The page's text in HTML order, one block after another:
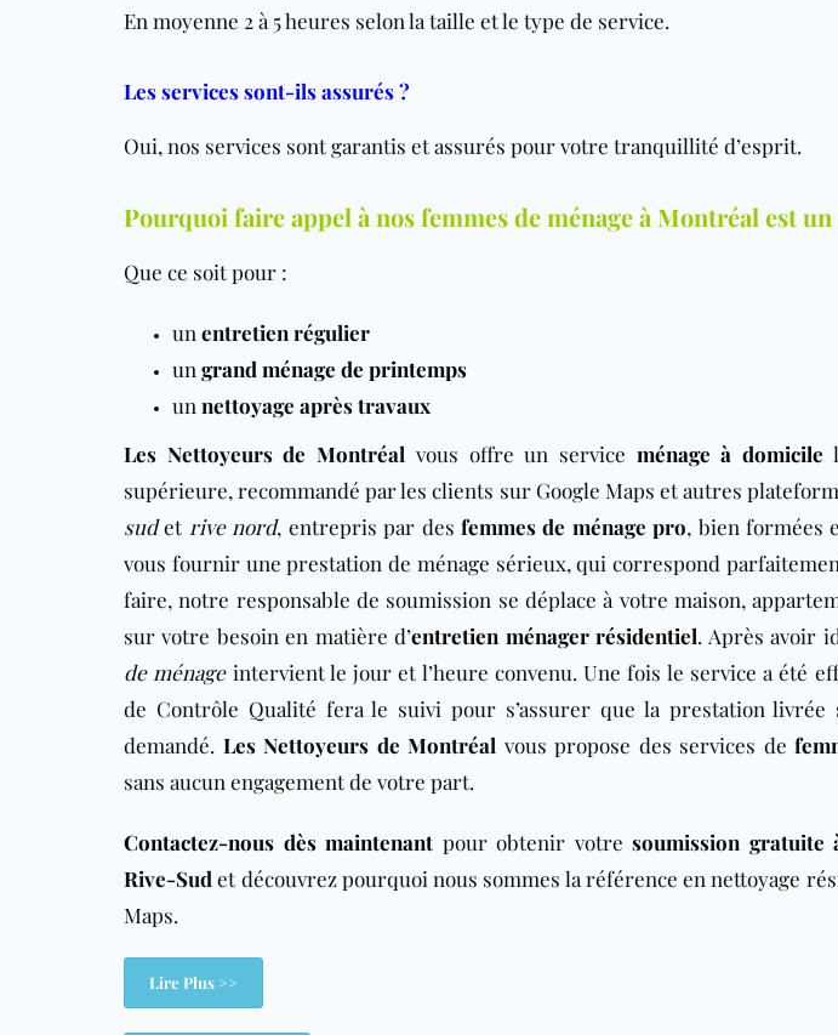
En moyenne 2 à 5 heures selon la taille et le type de service.
Les services sont-ils assurés ?
Oui, nos services sont garantis et assurés pour votre tranquillité d’esprit.
Pourquoi faire appel à nos femmes de ménage à Montréal est
Que ce soit pour :
un entretien régulier
un grand ménage de printemps
un nettoyage après travaux
Les Nettoyeurs de Montréal vous offre un service ménage à domicile
supérieure, recommandé par les clients sur Google Maps et autres
sudet rive nord, entrepris par des femmes de ménage pro, bien formées
vous fournir une prestation de ménage sérieux, qui correspond
faire, notre responsable de soumission se déplace à votre maison,
sur votre besoin en matière d’entretien ménager résidentiel. Après avoir
de ménageintervient le jour et l’heure convenu. Une fois le service a été
de Contrôle Qualité fera le suivi pour s’assurer que la prestation livrée
demandé. Les Nettoyeurs de Montréal vous propose des services de
sans aucun engagement de votre part.
Contactez-nous dès maintenant pour obtenir votresoumission gratuite
Rive-Sud et découvrez pourquoi nous sommes la référence en nettoyage
Maps.
Lire Plus >>